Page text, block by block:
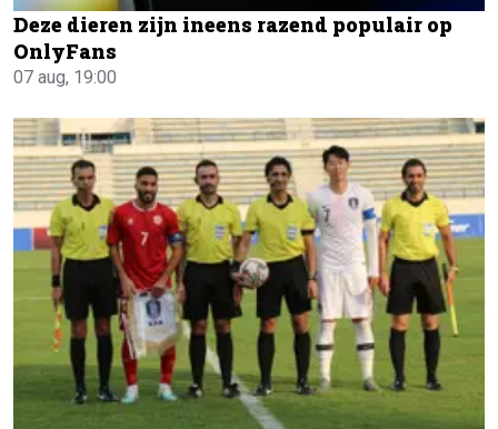
Deze dieren zijn ineens razend populair op
OnlyFans
07 aug, 19:00